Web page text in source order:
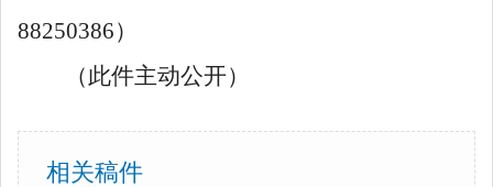
88250386）
（此件主动公开）
相关稿件